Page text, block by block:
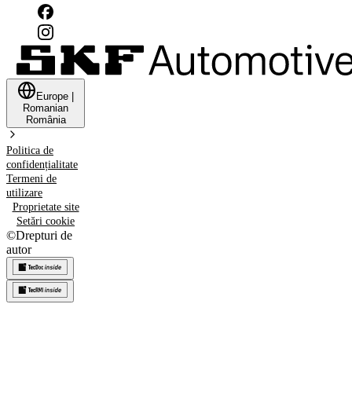
Europe
Romanian
România
Politica de
confidențialitate
Termeni de
utilizare
Proprietate site
Setări cookie
©Drepturi de
autor